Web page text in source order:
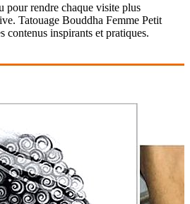
pour rendre chaque visite plus
Tatouage Bouddha Femme Petit
contenus inspirants et pratiques.